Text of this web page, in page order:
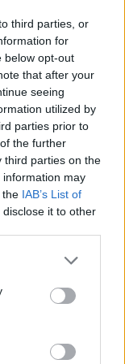
third parties, or
for
below opt-out
that after your
seeing
utilized by
parties prior to
the further
third parties on the
information may
the IAB’s List of
it to other
or more Google
You may click to
party tags to
in below Google
storia, nomi
Premio del
di Bottas e